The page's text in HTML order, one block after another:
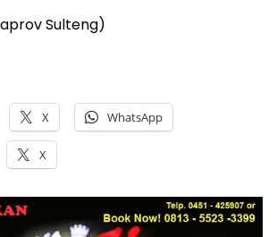
Sulteng)
X WhatsApp
X